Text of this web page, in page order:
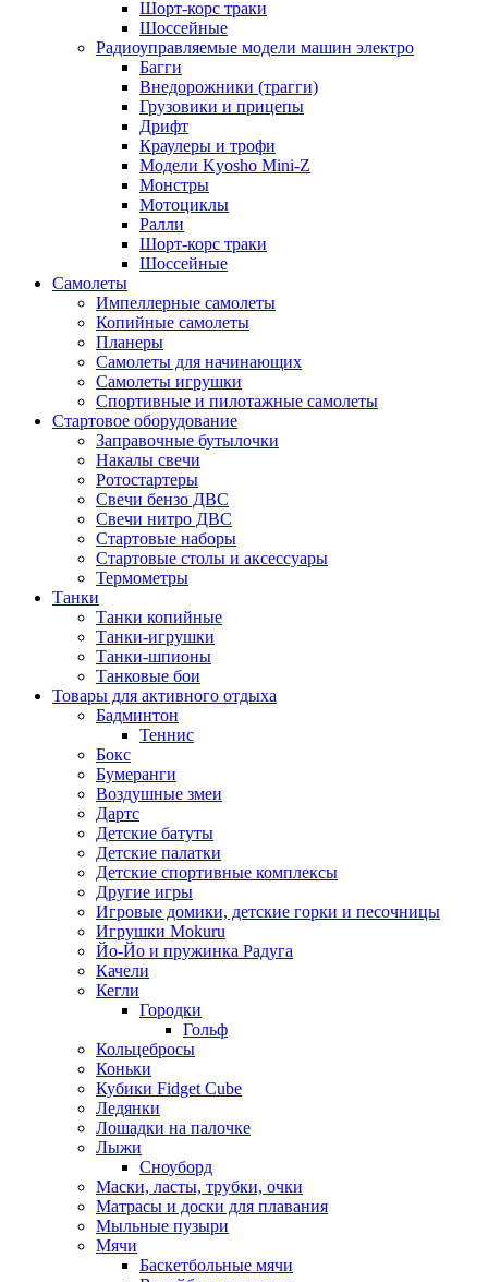
Шорт-корс траки
Шоссейные
Радиоуправляемые модели машин электро
Багги
Внедорожники (трагги)
Грузовики и прицепы
Дрифт
Краулеры и трофи
Модели Kyosho Mini-Z
Монстры
Мотоциклы
Ралли
Шорт-корс траки
Шоссейные
Самолеты
Импеллерные самолеты
Копийные самолеты
Планеры
Самолеты для начинающих
Самолеты игрушки
Спортивные и пилотажные самолеты
Стартовое оборудование
Заправочные бутылочки
Накалы свечи
Ротостартеры
Свечи бензо ДВС
Свечи нитро ДВС
Стартовые наборы
Стартовые столы и аксессуары
Термометры
Танки
Танки копийные
Танки-игрушки
Танки-шпионы
Танковые бои
Товары для активного отдыха
Бадминтон
Теннис
Бокс
Бумеранги
Воздушные змеи
Дартс
Детские батуты
Детские палатки
Детские спортивные комплексы
Другие игры
Игровые домики, детские горки и песочницы
Игрушки Mokuru
Йо-Йо и пружинка Радуга
Качели
Кегли
Городки
Гольф
Кольцебросы
Коньки
Кубики Fidget Cube
Ледянки
Лошадки на палочке
Лыжи
Сноуборд
Маски, ласты, трубки, очки
Матрасы и доски для плавания
Мыльные пузыри
Мячи
Баскетбольные мячи